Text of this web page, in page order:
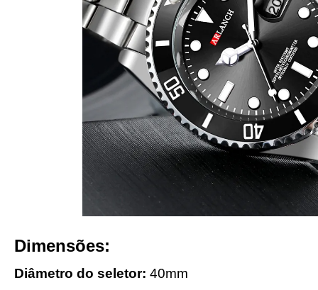
Dimensões:
Diâmetro do seletor: 40mm